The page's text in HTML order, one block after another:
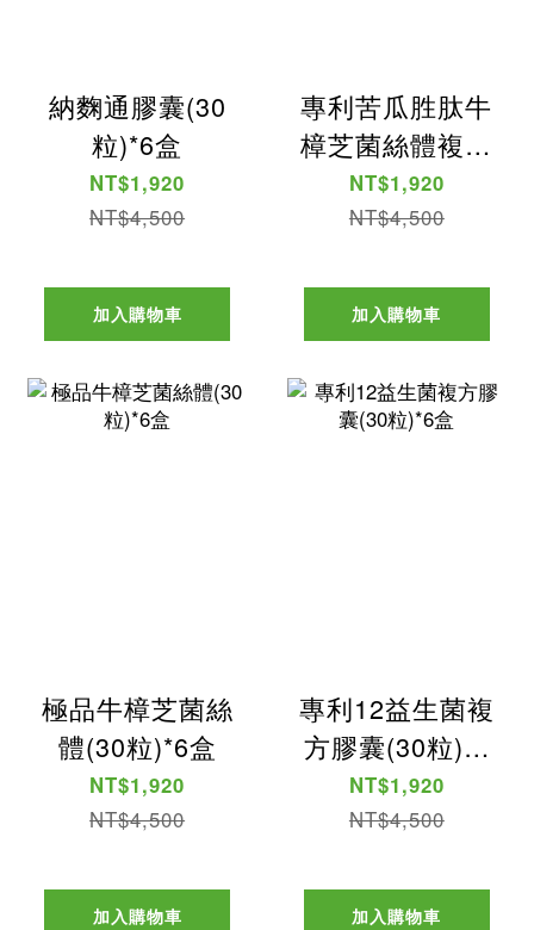
納麴通膠囊(30
粒)*6盒
NT$1,920
NT$4,500
加入購物車
專利苦瓜胜肽牛
樟芝菌絲體複方
膠囊(30粒)*6盒
NT$1,920
NT$4,500
加入購物車
極品牛樟芝菌絲
體(30粒)*6盒
NT$1,920
NT$4,500
加入購物車
專利12益生菌複
方膠囊(30粒)*6
盒
NT$1,920
NT$4,500
加入購物車